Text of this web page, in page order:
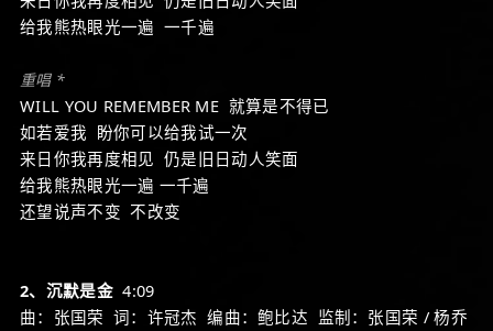
给我熊热眼光一遍 一千遍
重唱 *
WILL YOU REMEMBER ME 就算是不得已
如若爱我 盼你可以给我试一次
来日你我再度相见 仍是旧日动人笑面
给我熊热眼光一遍 一千遍
还望说声不变 不改变
2、沉默是金4:09
曲：张国荣 词：许冠杰 编曲：鲍比达 监制：张国荣 / 杨乔